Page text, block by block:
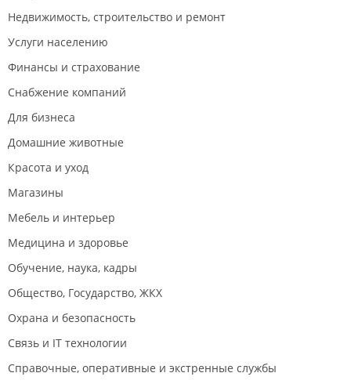
Недвижимость, строительство и ремонт
Услуги населению
Финансы и страхование
Снабжение компаний
Для бизнеса
Домашние животные
Красота и уход
Магазины
Мебель и интерьер
Медицина и здоровье
Обучение, наука, кадры
Общество, Государство, ЖКХ
Охрана и безопасность
Связь и IT технологии
Справочные, оперативные и экстренные службы